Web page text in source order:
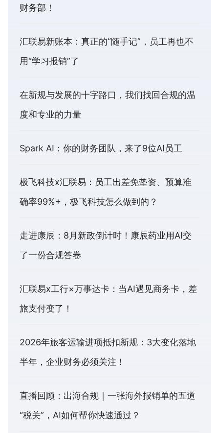
财务部！
汇联易新账本：真正的“随手记”，员工再也不
用“学习报销”了
在新规与发展的十字路口，我们找回合规的温
度和专业的力量
Spark AI：你的财务团队，来了9位AI员工
极飞科技x汇联易：员工出差免垫资、预算准
确率99%+，极飞科技怎么做到的？
走进康辰：8月新政倒计时！康辰药业用AI交
了一份合规答卷
汇联易x工行×万事达卡：当AI遇见商务卡，差
旅支付变了！
2026年旅客运输进项抵扣新规：3大变化落地
半年，企业财务必须关注！
直播回顾：出海合规｜一张海外报销单的五道
“税关”，AI如何帮你快速通过？